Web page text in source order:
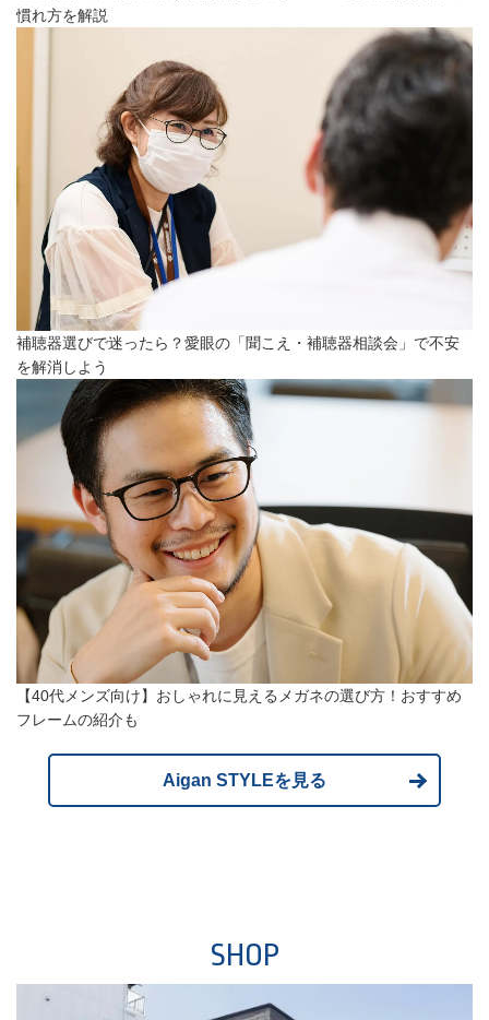
慣れ方を解説
補聴器選びで迷ったら？愛眼の「聞こえ・補聴器相談会」で不安
を解消しよう
【40代メンズ向け】おしゃれに見えるメガネの選び方！おすすめ
フレームの紹介も
Aigan STYLEを見る
SHOP